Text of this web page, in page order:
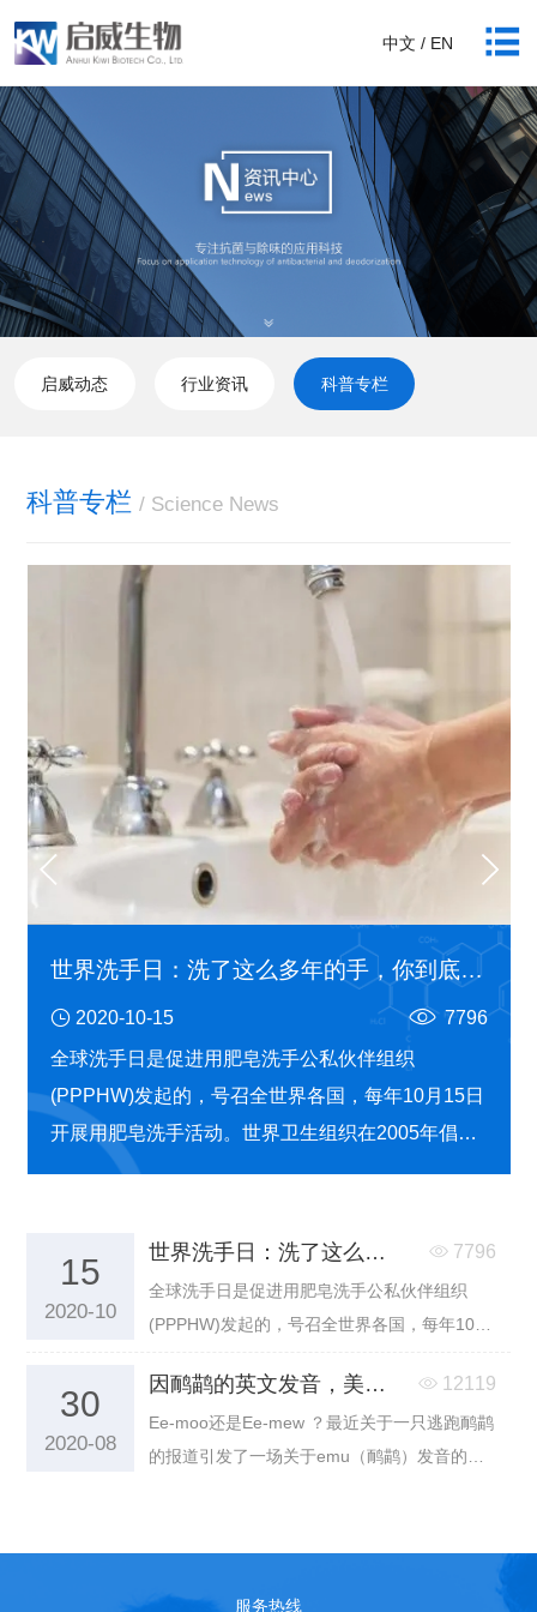
中文 / EN
启威动态 行业资讯 科普专栏
科普专栏/ Science News
世界洗手日：洗了这么多年的手，你到底会不会洗？
2020-10-15
7796
全球洗手日是促进用肥皂洗手公私伙伴组织
(PPPHW)发起的，号召全世界各国，每年10月15日
开展用肥皂洗手活动。世界卫生组织在2005年倡
导，并在该年的10月13日订立，目的是呼吁全世界
以防止感染到传染病
15
2020-10
世界洗手日：洗了这么多年的手，你到底会不会洗？ 7796
全球洗手日是促进用肥皂洗手公私伙伴组织
(PPPHW)发起的，号召全世界各国，每年10月
2005年倡导，并在该年的10月13日订立，目的
是呼吁全世界通过“洗手”这个简单但重要的动
作，加强卫生意识，以防止感染到传染病
30
2020-08
因鸸鹋的英文发音，美国人引起澳大利亚人的强烈抗议 12119
Ee-moo还是Ee-mew ？最近关于一只逃跑鸸鹋
的报道引发了一场关于emu（鸸鹋）发音的国
服务热线